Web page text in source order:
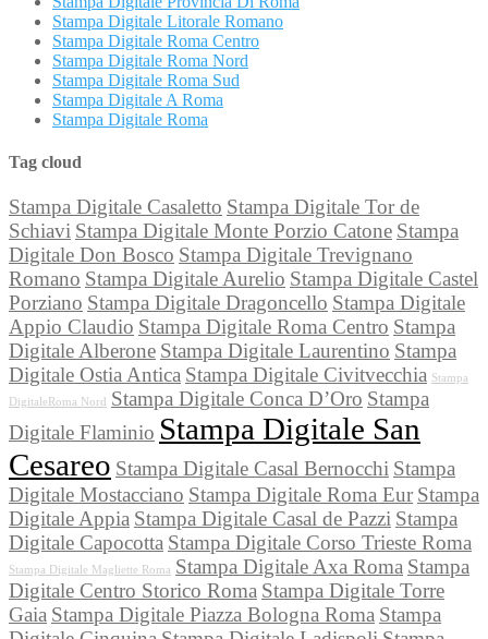
Stampa Digitale Litorale Romano
Stampa Digitale Roma Centro
Stampa Digitale Roma Nord
Stampa Digitale Roma Sud
Stampa Digitale A Roma
Stampa Digitale Roma
Tag cloud
Stampa Digitale Casaletto Stampa Digitale Tor de
Schiavi Stampa Digitale Monte Porzio Catone Stampa
Digitale Don Bosco Stampa Digitale Trevignano
Romano Stampa Digitale Aurelio Stampa Digitale Castel
Porziano Stampa Digitale Dragoncello Stampa Digitale
Appio Claudio Stampa Digitale Roma Centro Stampa
Digitale Alberone Stampa Digitale Laurentino Stampa
Digitale Ostia Antica Stampa Digitale Civitvecchia Stampa
DigitaleRoma Nord
Stampa Digitale Conca D’Oro Stampa
Digitale Flaminio Stampa Digitale San
Cesareo Stampa Digitale Casal Bernocchi Stampa
Digitale Mostacciano Stampa Digitale Roma Eur Stampa
Digitale Appia Stampa Digitale Casal de Pazzi Stampa
Digitale Capocotta Stampa Digitale Corso Trieste Roma
Stampa Digitale Magliette Roma Stampa Digitale Axa Roma Stampa
Digitale Centro Storico Roma Stampa Digitale Torre
Gaia Stampa Digitale Piazza Bologna Roma Stampa